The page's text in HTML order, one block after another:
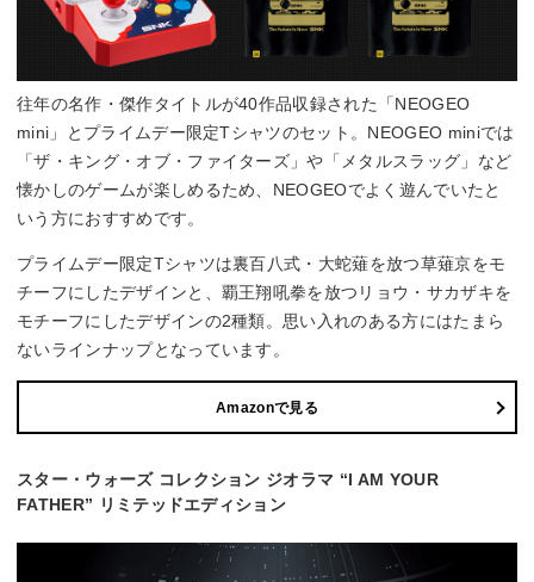
往年の名作・傑作タイトルが40作品収録された「NEOGEO
mini」とプライムデー限定Tシャツのセット。NEOGEO miniでは
「ザ・キング・オブ・ファイターズ」や「メタルスラッグ」など
懐かしのゲームが楽しめるため、NEOGEOでよく遊んでいたと
いう方におすすめです。
プライムデー限定Tシャツは裏百八式・大蛇薙を放つ草薙京をモ
チーフにしたデザインと、覇王翔吼拳を放つリョウ・サカザキを
モチーフにしたデザインの2種類。思い入れのある方にはたまら
ないラインナップとなっています。
Amazonで見る
スター・ウォーズ コレクション ジオラマ “I AM YOUR
FATHER” リミテッドエディション